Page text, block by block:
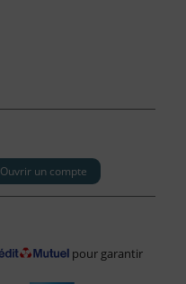
Ouvrir un compte
pour garantir